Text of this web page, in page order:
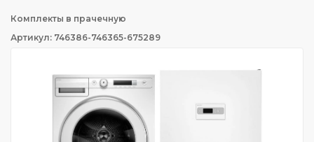
Комплекты в прачечную
Артикул: 746386-746365-675289